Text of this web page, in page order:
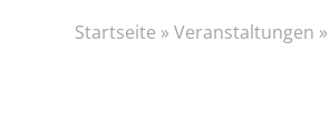
Startseite »Veranstaltungen »